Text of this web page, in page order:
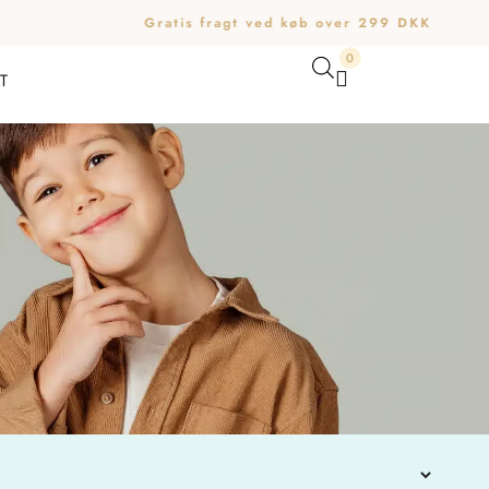
Gratis fragt ved køb over 299 DKK
0